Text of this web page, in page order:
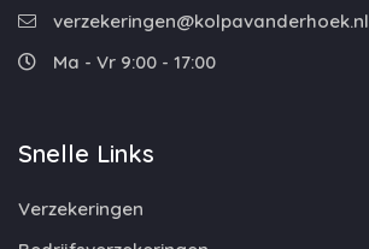
verzekeringen@kolpavanderhoek.nl
Ma - Vr 9:00 - 17:00
Snelle Links
Verzekeringen